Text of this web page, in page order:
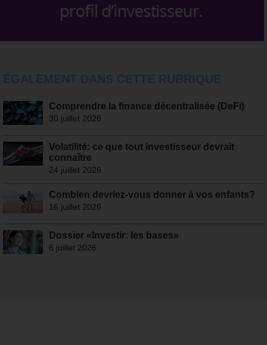
ÉGALEMENT DANS CETTE RUBRIQUE
Comprendre la finance décentralisée (DeFi)
30 juillet 2026
Volatilité: ce que tout investisseur devrait
connaître
24 juillet 2026
Combien devriez-vous donner à vos enfants?
16 juillet 2026
Dossier «Investir: les bases»
6 juillet 2026